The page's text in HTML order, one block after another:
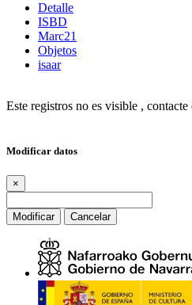
Detalle
ISBD
Marc21
Objetos
isaar
Este registros no es visible ,
Modificar datos
×
Modificar Cancelar